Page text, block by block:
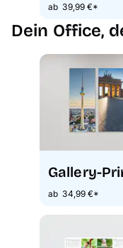
ab 39,99 €*
Dein Office,
Gallery-
ab 34,99 €*